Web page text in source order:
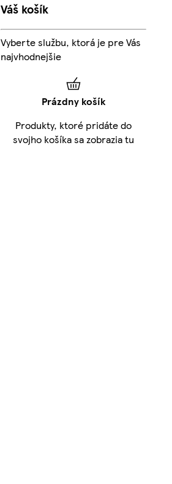
Váš košík
Vyberte službu, ktorá je pre Vás
najvhodnejšie
Prázdny košík
Produkty, ktoré pridáte do
svojho košíka sa zobrazia tu